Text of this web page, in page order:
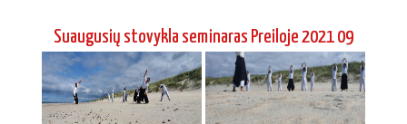
Suaugusių stovykla seminaras Preiloje 2021 09